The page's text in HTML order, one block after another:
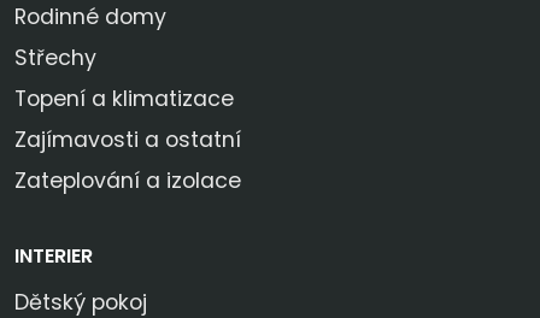
Rodinné domy
Střechy
Topení a klimatizace
Zajímavosti a ostatní
Zateplování a izolace
INTERIER
Dětský pokoj